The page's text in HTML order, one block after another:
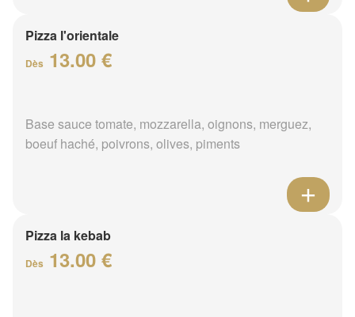
Pizza l'orientale
Dès 13.00 €
Base sauce tomate, mozzarella, oignons, merguez,
boeuf haché, poivrons, olives, piments
Pizza la kebab
Dès 13.00 €